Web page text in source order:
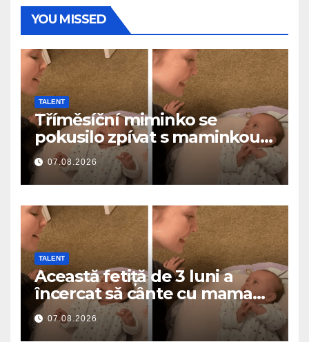
YOU MISSED
TALENT
Tříměsíční miminko se
pokusilo zpívat s maminkou…
a roztavilo miliony srdcí
07.08.2026
TALENT
Această fetiță de 3 luni a
încercat să cânte cu mama
ei… și a topit milioane de
inimi
07.08.2026